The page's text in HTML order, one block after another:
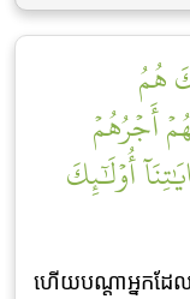
هُمُ
أَجۡرُهُمۡ
أُوْلَٰٓئِكَ
ហើយបណ្តាអ្នកដែ